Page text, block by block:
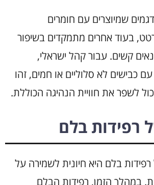
שמיוצרים עם חומרים
בעוד אחרים מתמקדים בשיפור
קשים. עבור קהל ישראלי,
כבישים לא סלוליים או חמים, זהו
לשפר את חוויית הנהיגה הכוללת.
רפידות בלם
בלם היא חיונית לשמירה על
במהלך הזמן, רפידות הבלם